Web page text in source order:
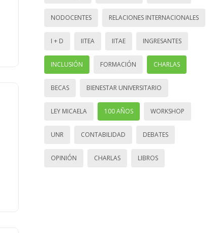
NODOCENTES RELACIONES INTERNACIONALES
I + D IITEA IITAE INGRESANTES
INCLUSIÓN FORMACIÓN CHARLAS
BECAS BIENESTAR UNIVERSITARIO
LEY MICAELA 100 AÑOS WORKSHOP
UNR CONTABILIDAD DEBATES
OPINIÓN CHARLAS LIBROS